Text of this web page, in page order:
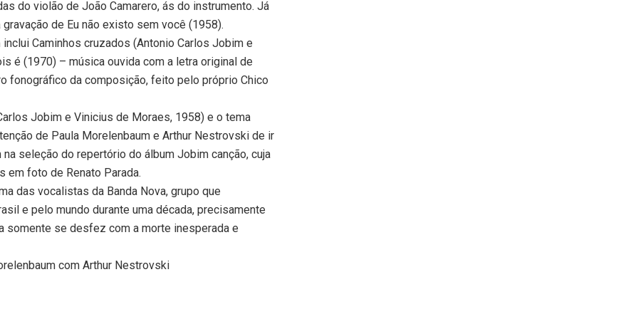
do violão de João Camarero, ás do instrumento. Já
de Eu não existo sem você (1958).
Caminhos cruzados (Antonio Carlos Jobim e
é (1970) – música ouvida com a letra original de
fonográfico da composição, feito pelo próprio Chico
Jobim e Vinicius de Moraes, 1958) e o tema
de Paula Morelenbaum e Arthur Nestrovski de ir
seleção do repertório do álbum Jobim canção, cuja
em foto de Renato Parada.
das vocalistas da Banda Nova, grupo que
e pelo mundo durante uma década, precisamente
somente se desfez com a morte inesperada e
com Arthur Nestrovski